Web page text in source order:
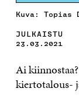
Kuva: Topias
JULKAISTU
23.03.2021
Ai
kiertotalous-